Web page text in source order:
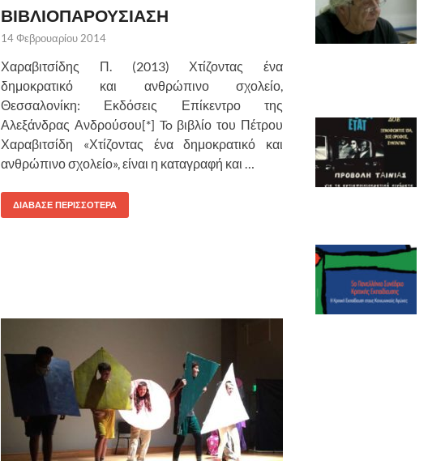
ΒΙΒΛΙΟΠΑΡΟΥΣΙΑΣΗ
14 Φεβρουαρίου 2014
Χαραβιτσίδης Π. (2013) Χτίζοντας ένα
δημοκρατικό και ανθρώπινο σχολείο,
Θεσσαλονίκη: Εκδόσεις Επίκεντρο της
Αλεξάνδρας Ανδρούσου[*] To βιβλίο του Πέτρου
Χαραβιτσίδη «Χτίζοντας ένα δημοκρατικό και
ανθρώπινο σχολείο», είναι η καταγραφή και …
ΔΙΑΒΑΣΕ ΠΕΡΙΣΣΟΤΕΡΑ